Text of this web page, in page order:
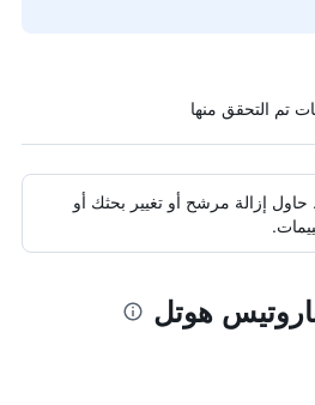
حاول إزالة مرشح أو تغيير بحثك أو
هوتل